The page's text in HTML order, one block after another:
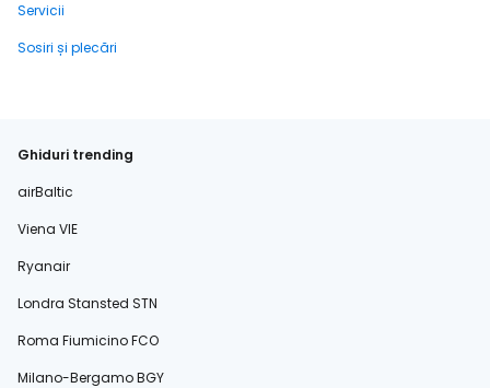
Servicii
Sosiri și plecări
Ghiduri trending
airBaltic
Viena VIE
Ryanair
Londra Stansted STN
Roma Fiumicino FCO
Milano-Bergamo BGY